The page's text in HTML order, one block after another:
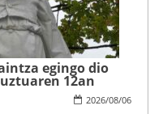
egingo dio
12an
2026/08/06